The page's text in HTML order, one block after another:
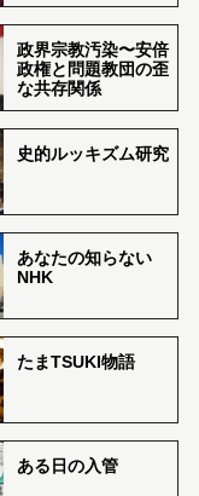
政界宗教汚染〜安倍
政権と問題教団の歪
な共存関係
史的ルッキズム研究
あなたの知らない
NHK
たまTSUKI物語
ある日の入管